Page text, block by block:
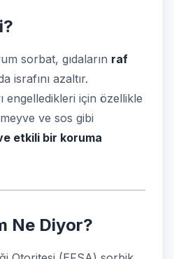
sorbat, gıdaların raf
israfını azaltır.
engelledikleri için özellikle
ve sos gibi
etkili bir koruma
Ne Diyor?